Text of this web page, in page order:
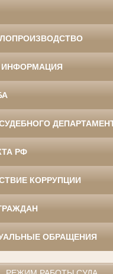
РФ
КОРРУПЦИИ
ОБРАЩЕНИЯ